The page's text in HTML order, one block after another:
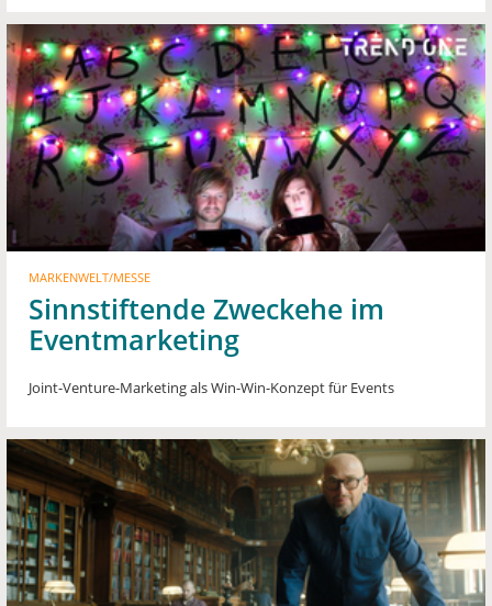
MARKENWELT/MESSE
Sinnstiftende Zweckehe im
Eventmarketing
Joint-Venture-Marketing als Win-Win-Konzept für Events